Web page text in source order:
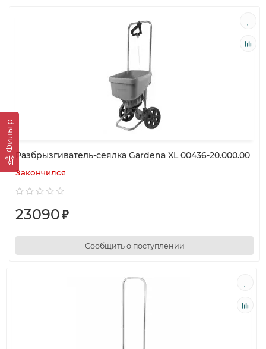
Фильтр
Разбрызгиватель-сеялка Gardena XL 00436-20.000.00
Закончился
23090₽
Сообщить о поступлении